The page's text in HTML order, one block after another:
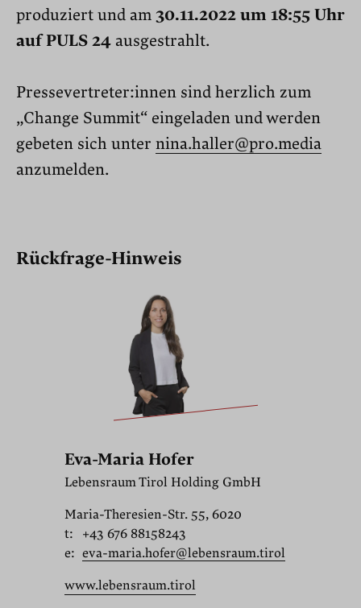
produziert und am 30.11.2022 um 18:55 Uhr
auf PULS 24 ausgestrahlt.
Pressevertreter:innen sind herzlich zum
„Change Summit“ eingeladen und werden
gebeten sich unter nina.haller@pro.media
anzumelden.
Rückfrage-Hinweis
Eva-Maria Hofer
Lebensraum Tirol Holding GmbH
Maria-Theresien-Str. 55, 6020
t:
+43 676 88158243
e: eva-maria.hofer@lebensraum.tirol
www.lebensraum.tirol